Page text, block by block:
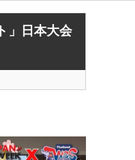
」日本大会